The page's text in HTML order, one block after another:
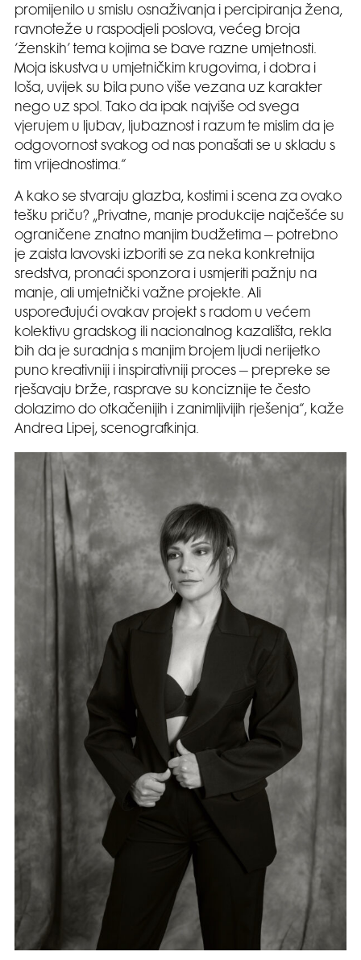
promijenilo u smislu osnaživanja i percipiranja žena,
ravnoteže u raspodjeli poslova, većeg broja
‘ženskih’ tema kojima se bave razne umjetnosti.
Moja iskustva u umjetničkim krugovima, i dobra i
loša, uvijek su bila puno više vezana uz karakter
nego uz spol. Tako da ipak najviše od svega
vjerujem u ljubav, ljubaznost i razum te mislim da je
odgovornost svakog od nas ponašati se u skladu s
tim vrijednostima.“
A kako se stvaraju glazba, kostimi i scena za ovako
tešku priču? „Privatne, manje produkcije najčešće su
ograničene znatno manjim budžetima – potrebno
je zaista lavovski izboriti se za neka konkretnija
sredstva, pronaći sponzora i usmjeriti pažnju na
manje, ali umjetnički važne projekte. Ali
uspoređujući ovakav projekt s radom u većem
kolektivu gradskog ili nacionalnog kazališta, rekla
bih da je suradnja s manjim brojem ljudi nerijetko
puno kreativniji i inspirativniji proces – prepreke se
rješavaju brže, rasprave su konciznije te često
dolazimo do otkačenijih i zanimljivijih rješenja“, kaže
Andrea Lipej, scenografkinja.